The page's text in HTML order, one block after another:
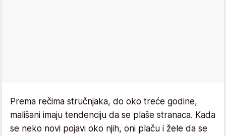
Prema rečima stručnjaka, do oko treće godine,
mališani imaju tendenciju da se plaše stranaca. Kada
se neko novi pojavi oko njih, oni plaču i žele da se